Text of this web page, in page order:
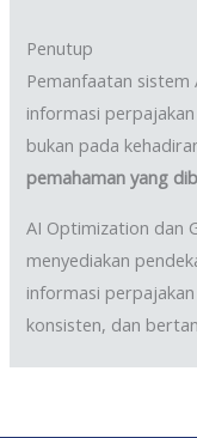
Penutup
Pemanfaatan sistem
informasi
bukan pada
pemahaman yang
AI Optimization dan
menyediakan
informasi
konsisten, dan